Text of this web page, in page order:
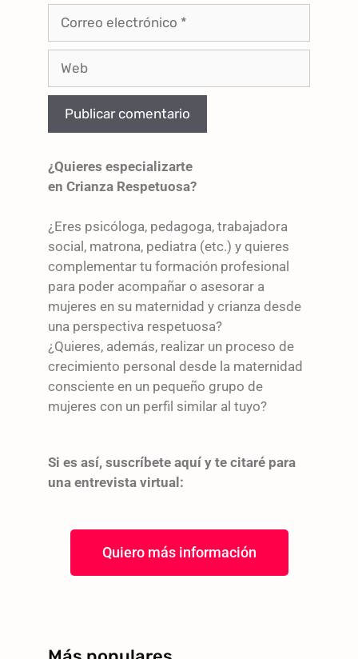
¿Quieres especializarte
en Crianza Respetuosa?
¿Eres psicóloga, pedagoga, trabajadora
social, matrona, pediatra (etc.) y quieres
complementar tu formación profesional
para poder acompañar o asesorar a
mujeres en su maternidad y crianza desde
una perspectiva respetuosa?
¿Quieres, además, realizar un proceso de
crecimiento personal desde la maternidad
consciente en un pequeño grupo de
mujeres con un perfil similar al tuyo?
Si es así, suscríbete aquí y te citaré para
una entrevista virtual:
Quiero más información